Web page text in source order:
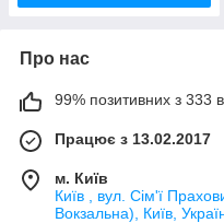
Про нас
99% позитивних з 333
Працює з 13.02.2017
м. Київ
Київ , вул. Сім'ї
Вокзальна), Київ,